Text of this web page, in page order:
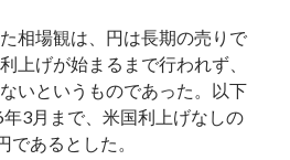
相場観は、円は長期の売りで
上げが始まるまで行われず、
いというものであった。以下
3月まで、米国利上げなしの
あるとした。